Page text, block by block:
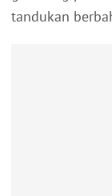
tandukan